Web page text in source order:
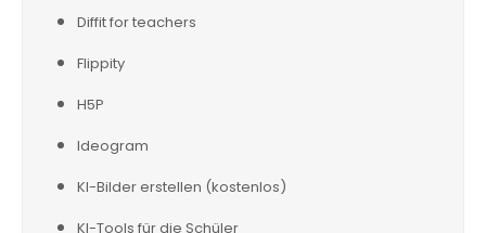
Diffit for teachers
Flippity
H5P
Ideogram
KI-Bilder erstellen (kostenlos)
KI-Tools für die Schüler